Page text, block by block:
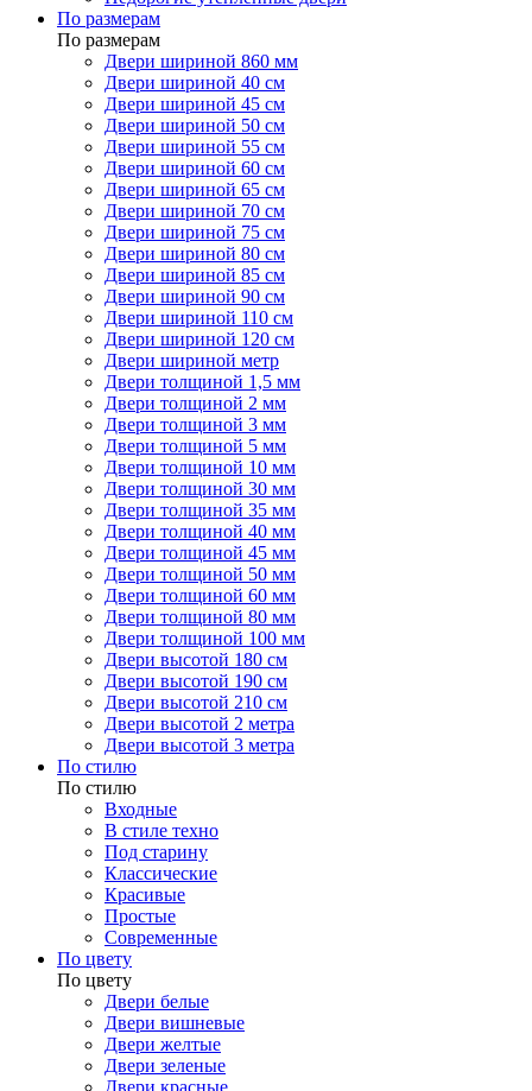
По размерам
По размерам
Двери шириной 860 мм
Двери шириной 40 см
Двери шириной 45 см
Двери шириной 50 см
Двери шириной 55 см
Двери шириной 60 см
Двери шириной 65 см
Двери шириной 70 см
Двери шириной 75 см
Двери шириной 80 см
Двери шириной 85 см
Двери шириной 90 см
Двери шириной 110 см
Двери шириной 120 см
Двери шириной метр
Двери толщиной 1,5 мм
Двери толщиной 2 мм
Двери толщиной 3 мм
Двери толщиной 5 мм
Двери толщиной 10 мм
Двери толщиной 30 мм
Двери толщиной 35 мм
Двери толщиной 40 мм
Двери толщиной 45 мм
Двери толщиной 50 мм
Двери толщиной 60 мм
Двери толщиной 80 мм
Двери толщиной 100 мм
Двери высотой 180 см
Двери высотой 190 см
Двери высотой 210 см
Двери высотой 2 метра
Двери высотой 3 метра
По стилю
По стилю
Входные
В стиле техно
Под старину
Классические
Красивые
Простые
Современные
По цвету
По цвету
Двери белые
Двери вишневые
Двери желтые
Двери зеленые